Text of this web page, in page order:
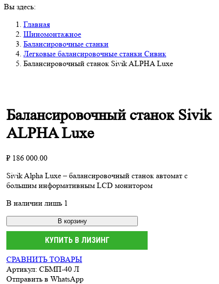
Вы здесь:
Главная
Шиномонтажное
Балансировочные станки
Легковые балансировочные станки Сивик
Балансировочный станок Sivik ALPHA Luxe
Балансировочный станок Sivik
ALPHA Luxe
₽ 186 000.00
Sivik Alpha Luxe – балансировочный станок автомат с
большим информативным LCD монитором
В наличии лишь 1
В корзину
КУПИТЬ В ЛИЗИНГ
СРАВНИТЬ ТОВАРЫ
Артикул: СБМП-40 Л
Отправить в WhatsApp